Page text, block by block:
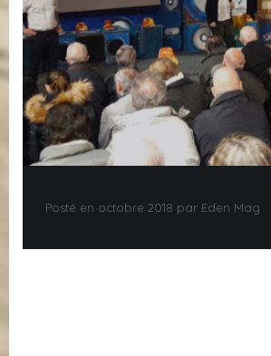
Posté en octobre 2018 par Eden Mag